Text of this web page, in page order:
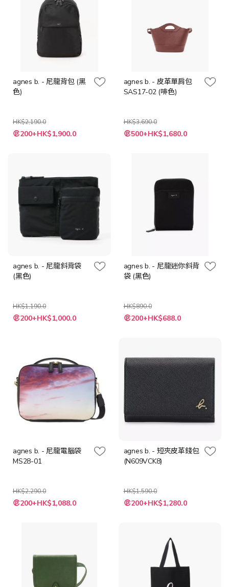
agnes b. - 尼龍背包 (黑
色)
HK$2,190.0
特
殊 200+HK$1,900.0
agnes b. - 皮革單肩包
SAS17-02 (啡色)
HK$3,690.0
特
殊 500+HK$1,680.0
agnes b. - 尼龍斜背袋
(黑色)
HK$1,190.0
特
殊 200+HK$1,000.0
agnes b. - 尼龍迷你斜背
袋 (黑色)
HK$890.0
特
殊 200+HK$688.0
agnes b. - 尼龍電腦袋
MS28-01
HK$2,290.0
特
殊 200+HK$1,088.0
agnes b. - 短夾皮革錢包
(N609VCK8)
HK$1,590.0
特
殊 200+HK$1,280.0